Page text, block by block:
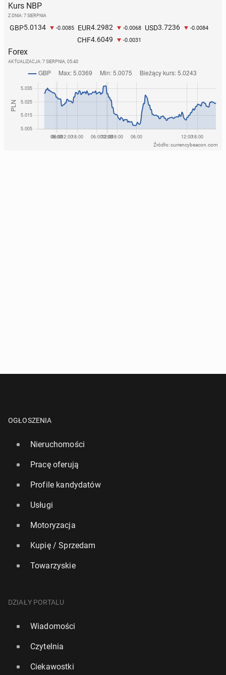
Kurs NBP
Z DNIA: 7 SIERPNIA
GBP5.0134 -0.0085 EUR4.2982 -0.0068 USD3.7236 -0.0084
CHF4.6049 -0.0031
Forex
AKTUALIZACJA: 7 SIERPNIA, 05:40
Źródło: currencybeacon.com
OGŁOSZENIA
Nieruchomości
Pracę oferują
Profile kandydatów
Usługi
Motoryzacja
Kupię / Sprzedam
Towarzyskie
DZIAŁY PORTALU
Wiadomości
Czytelnia
Ciekawostki